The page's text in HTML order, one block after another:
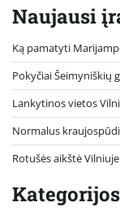
Naujausi
Ką pamatyti
Pokyčiai Šeimyniškių
Lankytinos vietos
Normalus
Rotušės aikštė
Kategorijos